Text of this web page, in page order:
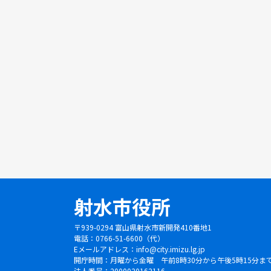
射水市役所
〒939-0294 富山県射水市新開発410番地1
電話：0766-51-6600（代）
Eメールアドレス： info@city.imizu.lg.jp
開庁時間：月曜から金曜 午前8時30分から午後5時15分ま